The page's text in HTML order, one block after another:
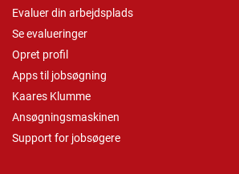
Evaluer din arbejdsplads
Se evalueringer
Opret profil
Apps til jobsøgning
Kaares Klumme
Ansøgningsmaskinen
Support for jobsøgere